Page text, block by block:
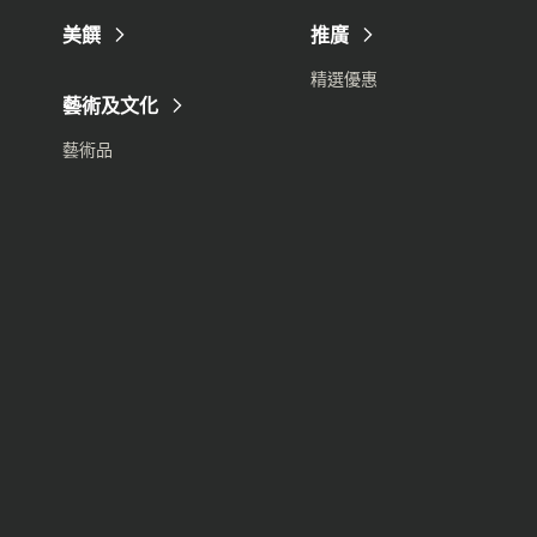
美饌
藝術及文化
藝術品
推廣
精選優惠